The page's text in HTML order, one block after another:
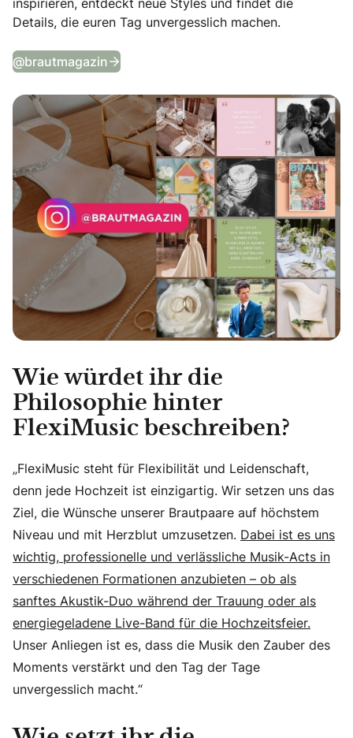
Details, die euren Tag unvergesslich machen.
@brautmagazin Tägliche Wedding Vibes auf Instagram
Wie würdet ihr die
Philosophie hinter
FlexiMusic beschreiben?
„FlexiMusic steht für Flexibilität und Leidenschaft,
denn jede Hochzeit ist einzigartig. Wir setzen uns das
Ziel, die Wünsche unserer Brautpaare auf höchstem
Niveau und mit Herzblut umzusetzen. Dabei ist es uns
wichtig, professionelle und verlässliche Musik-Acts in
verschiedenen Formationen anzubieten – ob als
sanftes Akustik-Duo während der Trauung oder als
energiegeladene Live-Band für die Hochzeitsfeier.
Unser Anliegen ist es, dass die Musik den Zauber des
Moments verstärkt und den Tag der Tage
unvergesslich macht.“